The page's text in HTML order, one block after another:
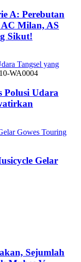
A: Perebutan
Milan, AS
Sikut!
Tangsel yang
Polusi Udara
Gowes Touring
Gelar
Sejumlah